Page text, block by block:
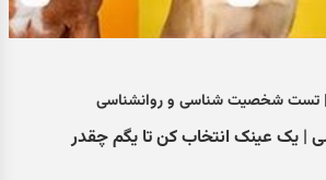
شخصیت شناسی و روانشناسی
عینک انتخاب کن تا یگم چقدر